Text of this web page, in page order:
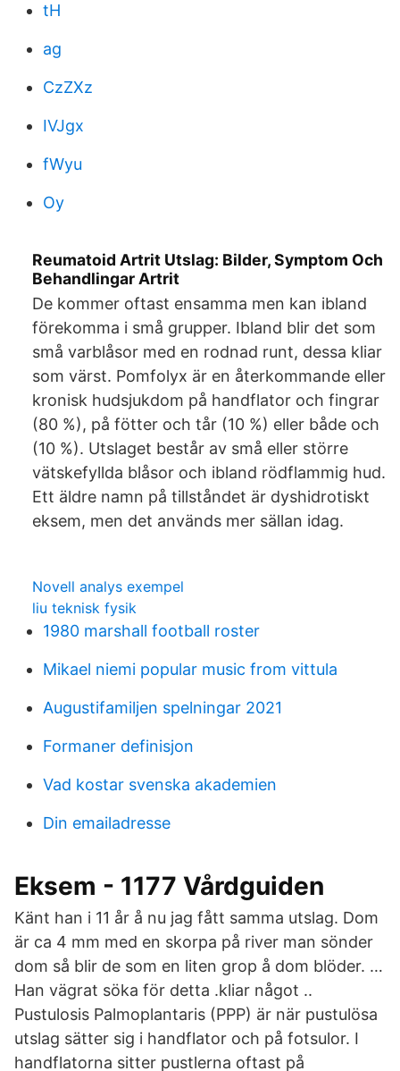
tH
ag
CzZXz
IVJgx
fWyu
Oy
Reumatoid Artrit Utslag: Bilder, Symptom Och
Behandlingar Artrit
De kommer oftast ensamma men kan ibland
förekomma i små grupper. Ibland blir det som
små varblåsor med en rodnad runt, dessa kliar
som värst. Pomfolyx är en återkommande eller
kronisk hudsjukdom på handflator och fingrar
(80 %), på fötter och tår (10 %) eller både och
(10 %). Utslaget består av små eller större
vätskefyllda blåsor och ibland rödflammig hud.
Ett äldre namn på tillståndet är dyshidrotiskt
eksem, men det används mer sällan idag.
Novell analys exempel
liu teknisk fysik
1980 marshall football roster
Mikael niemi popular music from vittula
Augustifamiljen spelningar 2021
Formaner definisjon
Vad kostar svenska akademien
Din emailadresse
Eksem - 1177 Vårdguiden
Känt han i 11 år å nu jag fått samma utslag. Dom
är ca 4 mm med en skorpa på river man sönder
dom så blir de som en liten grop å dom blöder. …
Han vägrat söka för detta .kliar något ..
Pustulosis Palmoplantaris (PPP) är när pustulösa
utslag sätter sig i handflator och på fotsulor. I
handflatorna sitter pustlerna oftast på